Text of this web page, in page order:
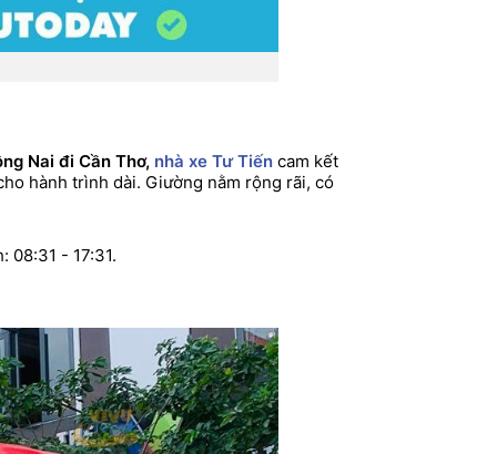
Nai đi Cần Thơ, nhà xe Tư Tiến cam kết
hành trình dài. Giường nằm rộng rãi, có
08:31 - 17:31.